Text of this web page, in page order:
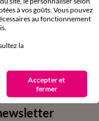
à vos goûts. Vous pouvez
au fonctionnement
la
Accepter et
fermer